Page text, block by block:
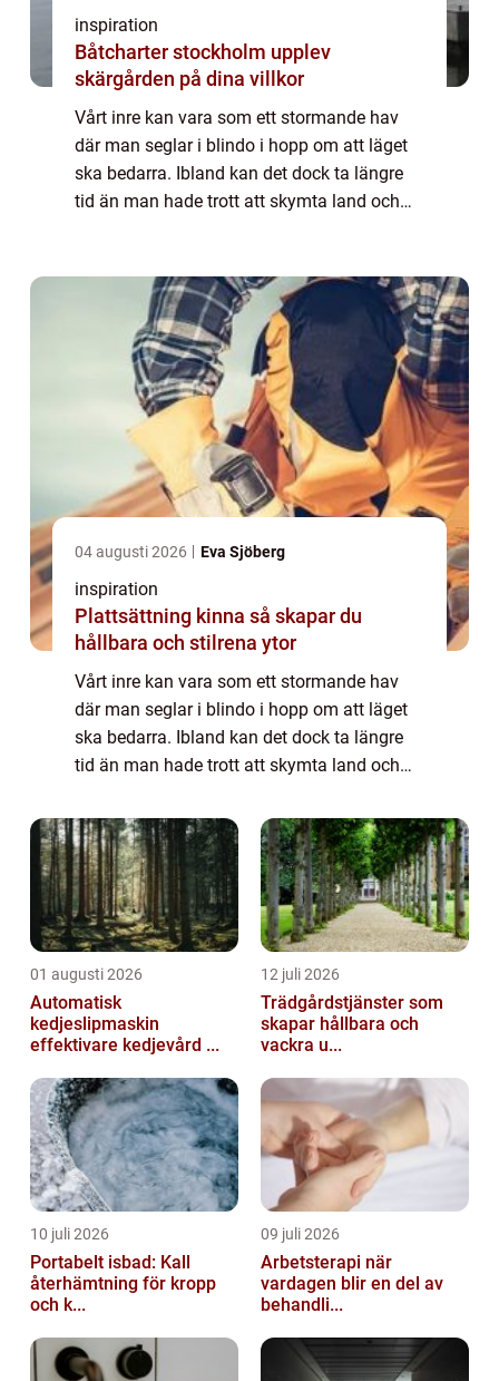
inspiration
Båtcharter stockholm upplev
skärgården på dina villkor
Vårt inre kan vara som ett stormande hav
där man seglar i blindo i hopp om att läget
ska bedarra. Ibland kan det dock ta längre
tid än man hade trott att skymta land och
04 augusti 2026 Eva Sjöberg
inspiration
Plattsättning kinna så skapar du
hållbara och stilrena ytor
Vårt inre kan vara som ett stormande hav
där man seglar i blindo i hopp om att läget
ska bedarra. Ibland kan det dock ta längre
tid än man hade trott att skymta land och
livet.För vem här har inte haft per...
01 augusti 2026
Automatisk
kedjeslipmaskin
effektivare kedjevård ...
12 juli 2026
Trädgårdstjänster som
skapar hållbara och
vackra u...
10 juli 2026
Portabelt isbad: Kall
återhämtning för kropp
och k...
09 juli 2026
Arbetsterapi när
vardagen blir en del av
behandli...